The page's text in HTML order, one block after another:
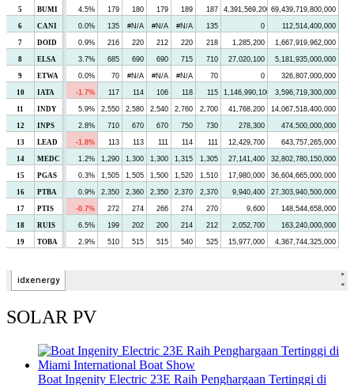
SOLAR PV
Boat Ingenity Electric 23E Raih Penghargaan Tertinggi di